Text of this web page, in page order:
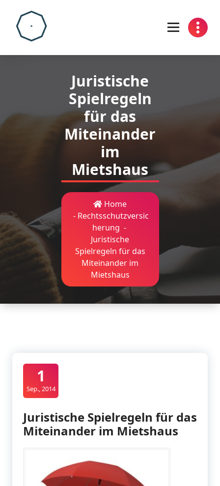
content
Juristische
Spielregeln
für das
Miteinander
im
Mietshaus
Home
- Rechtsschutzversic
herung -
Juristische
Spielregeln für das
Miteinander im
Mietshaus
1
Sep., 2014
Juristische Spielregeln für das
Miteinander im Mietshaus